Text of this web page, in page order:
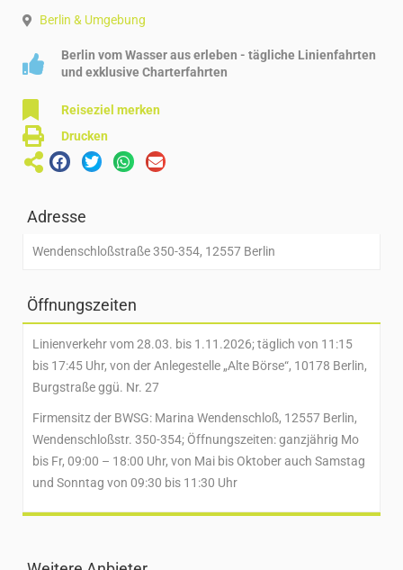
Berlin & Umgebung
Berlin vom Wasser aus erleben - tägliche Linienfahrten
und exklusive Charterfahrten
Reiseziel merken
Drucken
Adresse
Wendenschloßstraße 350-354, 12557 Berlin
Öffnungszeiten
Linienverkehr vom 28.03. bis 1.11.2026; täglich von 11:15
bis 17:45 Uhr, von der Anlegestelle „Alte Börse“, 10178 Berlin,
Burgstraße ggü. Nr. 27
Firmensitz der BWSG: Marina Wendenschloß, 12557 Berlin,
Wendenschloßstr. 350-354; Öffnungszeiten: ganzjährig Mo
bis Fr, 09:00 – 18:00 Uhr, von Mai bis Oktober auch Samstag
und Sonntag von 09:30 bis 11:30 Uhr